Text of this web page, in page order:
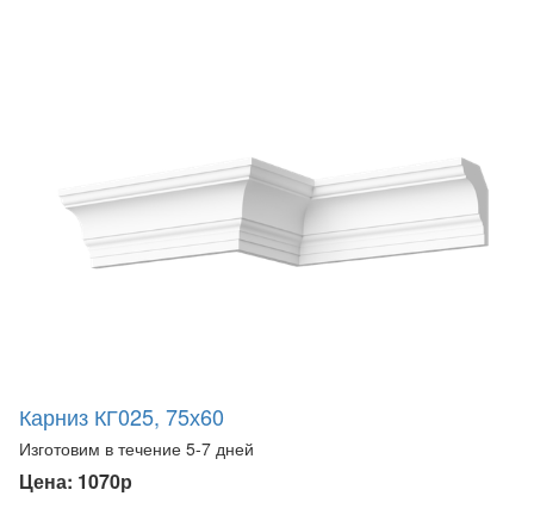
Карниз КГ025, 75х60
Изготовим в течение 5-7 дней
Цена: 1070р